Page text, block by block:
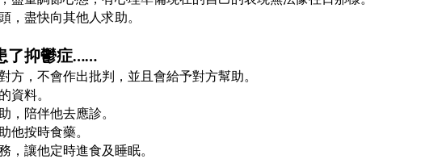
，盡快向其他人求助。
了抑鬱症……
方，不會作出批判，並且會給予對方幫助。
資料。
，陪伴他去應診。
他按時食藥。
，讓他定時進食及睡眠。